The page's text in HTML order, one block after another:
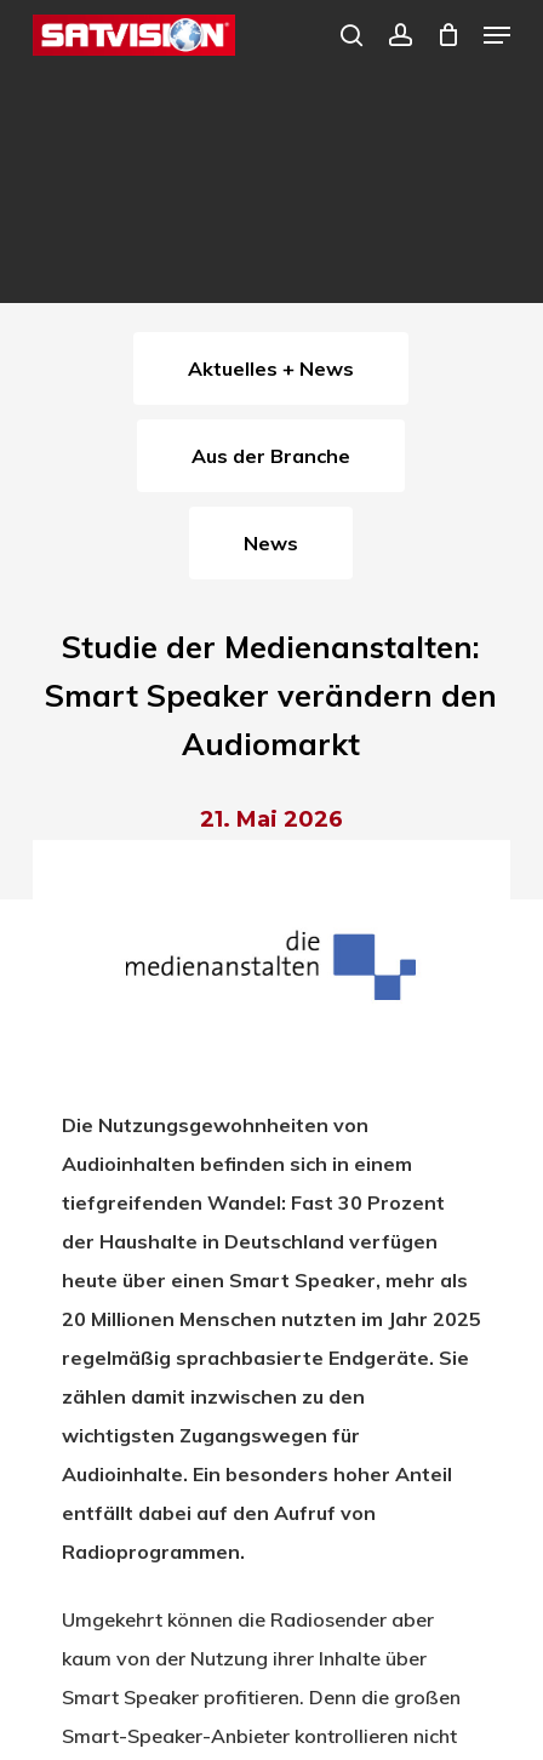
Skip
search
Menu
Aktuelles + News
Aus der Branche
News
Studie der Medienanstalten:
Smart Speaker verändern den
Audiomarkt
21. Mai 2026
Die Nutzungsgewohnheiten von
Audioinhalten befinden sich in einem
tiefgreifenden Wandel: Fast 30 Prozent
der Haushalte in Deutschland verfügen
heute über einen Smart Speaker, mehr als
20 Millionen Menschen nutzten im Jahr 2025
regelmäßig sprachbasierte Endgeräte. Sie
zählen damit inzwischen zu den
wichtigsten Zugangswegen für
Audioinhalte. Ein besonders hoher Anteil
entfällt dabei auf den Aufruf von
Radioprogrammen.
Umgekehrt können die Radiosender aber
kaum von der Nutzung ihrer Inhalte über
Smart Speaker profitieren. Denn die großen
Smart-Speaker-Anbieter kontrollieren nicht